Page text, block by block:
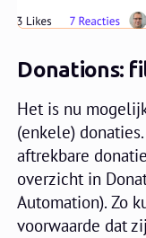
Donations:
Het is nu
(enkele)
aftrekbare
overzicht in
Automation). Zo
voorwaarde dat